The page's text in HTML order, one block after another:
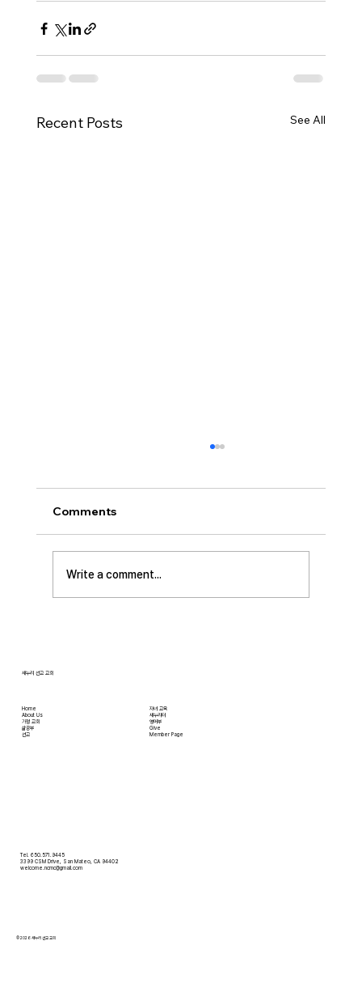
Recent Posts See All
• 서대석 목자 단기 선교 8월 1일부터 13일까지
이스라엘 단기 선교를 다녀옵니다. 관심과 기도
부탁 드립니다. • 가정교회 평신도 세미나 등록
평신도 세미나가 어스틴 늘푸른교회에서 9월 25
일부터 27일까지 있습니다. 등록마감은 8월 7일
Comments
Write a comment...
Home
About Us
​가정 교회
​삶공부
​선교
자녀 교육
새누리터
영어부
Give
Member Page
Tel. 650.571.9445
3399 CSM Drive, San Mateo, CA 94402
welcome.ncmc@gmail.com
© 2026 새누리 선교 교회
새누리 선교 교회